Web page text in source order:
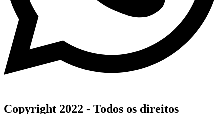
Copyright 2022 - Todos os direitos